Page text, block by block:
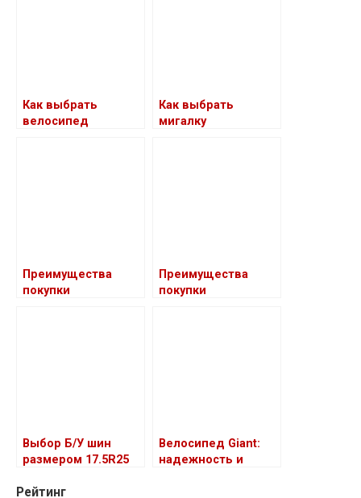
Как выбрать
велосипед
Как выбрать
мигалку
Преимущества
покупки
Преимущества
покупки
Выбор Б/У шин
размером 17.5R25
передней погрузки
Велосипед Giant:
надежность и
Рейтинг